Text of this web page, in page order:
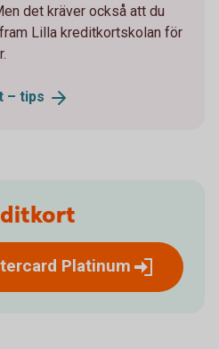
det kräver också att du
Lilla kreditkortskolan för
– tips
Platinum